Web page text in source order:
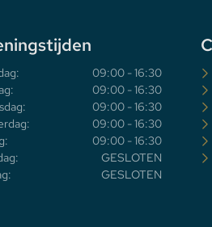
09:00 - 16:30
09:00 - 16:30
09:00 - 16:30
09:00 - 16:30
09:00 - 16:30
GESLOTEN
GESLOTEN